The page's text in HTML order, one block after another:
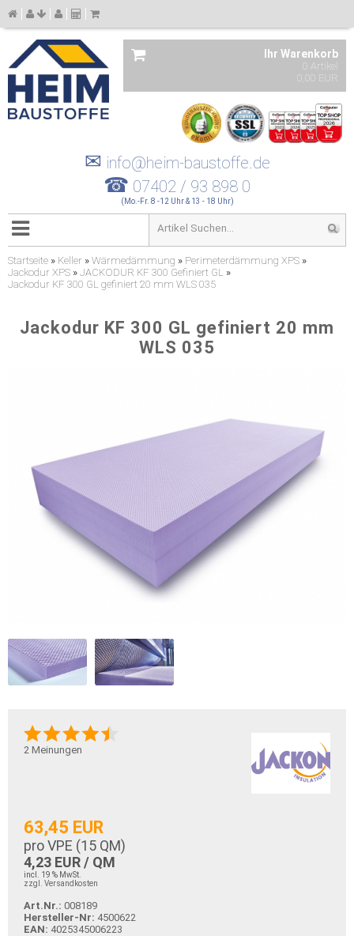
Ihr Warenkorb
0 Artikel
0,00 EUR
✉ info@heim-baustoffe.de
☎ 07402 / 93 898 0
(Mo.-Fr. 8 -12 Uhr & 13 - 18 Uhr)
Startseite » Keller » Wärmedämmung » Perimeterdämmung XPS »
Jackodur XPS » JACKODUR KF 300 Gefiniert GL »
Jackodur KF 300 GL gefiniert 20 mm WLS 035
Jackodur KF 300 GL gefiniert 20 mm
WLS 035
2 Meinungen
63,45 EUR
pro VPE (15 QM)
4,23 EUR / QM
incl. 19 % MwSt.
zzgl. Versandkosten
Art.Nr.: 008189
Hersteller-Nr: 4500622
EAN: 4025345006223